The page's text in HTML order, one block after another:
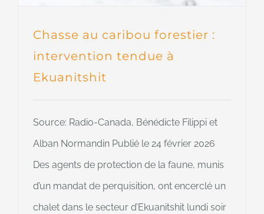
Chasse au caribou forestier :
intervention tendue à
Ekuanitshit
Source: Radio-Canada, Bénédicte Filippi et
Alban Normandin Publié le 24 février 2026
Des agents de protection de la faune, munis
d’un mandat de perquisition, ont encerclé un
chalet dans le secteur d’Ekuanitshit lundi soir